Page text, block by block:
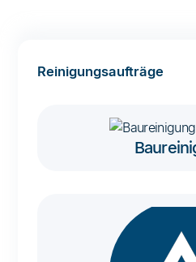
Reinigungsaufträge